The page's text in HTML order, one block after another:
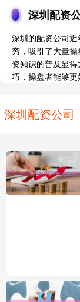
深圳配资
深圳的配资公司
穷，吸引了大量
资知识的普及显
巧，操盘者能够更
深圳配资公司